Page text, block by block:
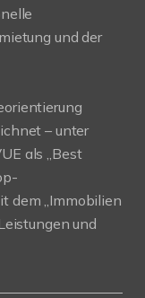
und der
– unter
als „Best
dem „Immobilien
und